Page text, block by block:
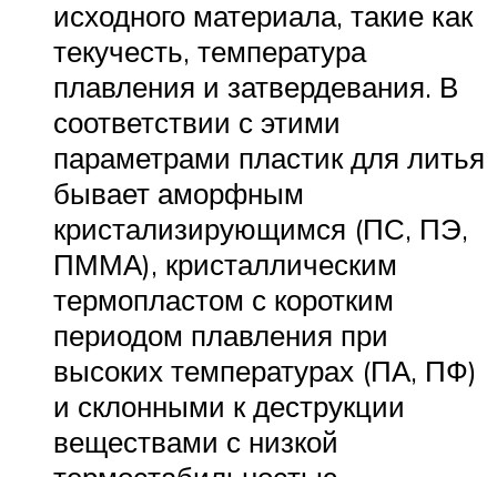
исходного материала, такие как
текучесть, температура
плавления и затвердевания. В
соответствии с этими
параметрами пластик для литья
бывает аморфным
кристализирующимся (ПС, ПЭ,
ПММА), кристаллическим
термопластом с коротким
периодом плавления при
высоких температурах (ПА, ПФ)
и склонными к деструкции
веществами с низкой